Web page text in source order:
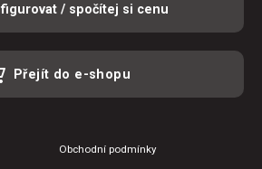
/ spočítej si cenu
Přejít do e-shopu
Obchodní podmínky